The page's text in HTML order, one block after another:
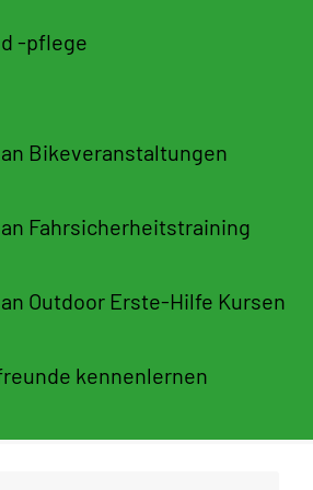
-pflege
Bikeveranstaltungen
Fahrsicherheitstraining
Outdoor Erste-Hilfe Kursen
kennenlernen